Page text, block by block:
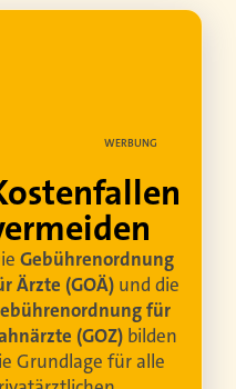
WERBUNG
Gebührenordnung
Ärzte (GOÄ) und die
für
(GOZ) bilden
Grundlage für alle